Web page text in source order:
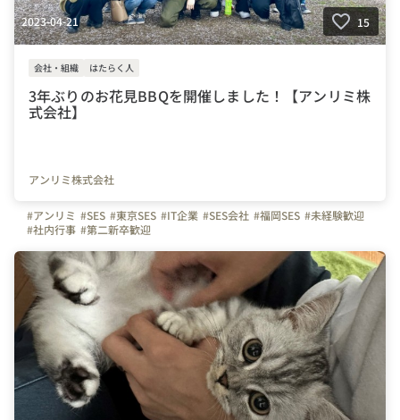
2023-04-21 15
会社・組織 はたらく人
3年ぶりのお花見BBQを開催しました！【アンリミ株
式会社】
アンリミ株式会社
#アンリミ #SES #東京SES #IT企業 #SES会社 #福岡SES #未経験歓迎
#社内行事 #第二新卒歓迎